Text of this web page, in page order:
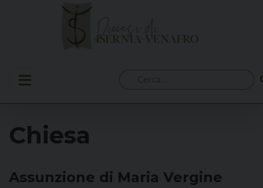
per:
Chiesa
Assunzione di Maria Vergine